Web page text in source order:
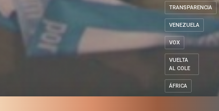
SOLIDARIDAD
SOSTENIBILIDAD
TRANSPARENCIA
VENEZUELA
VOX
VUELTA